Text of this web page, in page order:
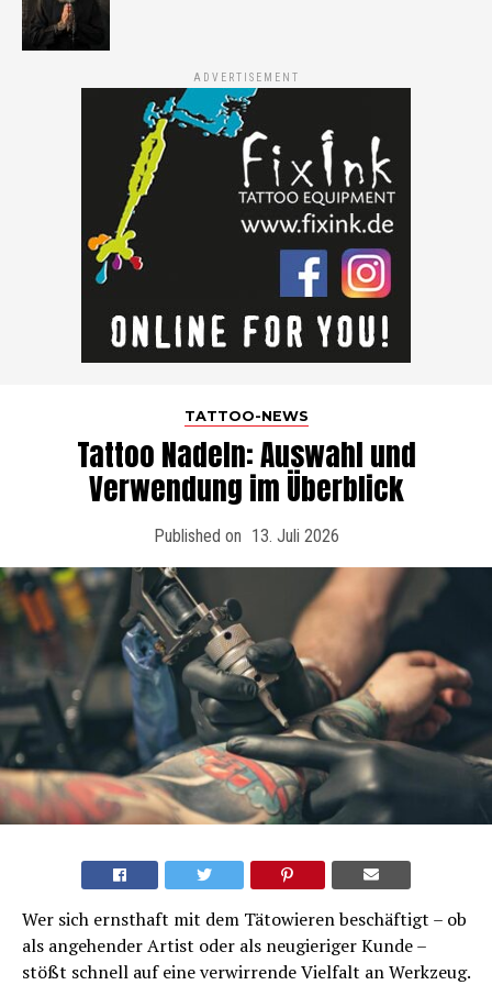
ADVERTISEMENT
TATTOO-NEWS
Tattoo Nadeln: Auswahl und
Verwendung im Überblick
Published on 13. Juli 2026
Wer sich ernsthaft mit dem Tätowieren beschäftigt – ob
als angehender Artist oder als neugieriger Kunde –
stößt schnell auf eine verwirrende Vielfalt an Werkzeug.